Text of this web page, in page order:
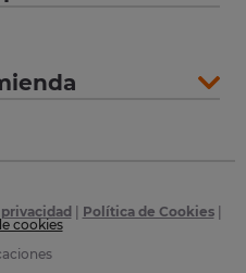
Política de Cookies|
cookies